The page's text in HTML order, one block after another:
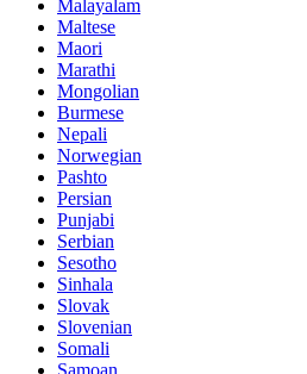
Malayalam
Maltese
Maori
Marathi
Mongolian
Burmese
Nepali
Norwegian
Pashto
Persian
Punjabi
Serbian
Sesotho
Sinhala
Slovak
Slovenian
Somali